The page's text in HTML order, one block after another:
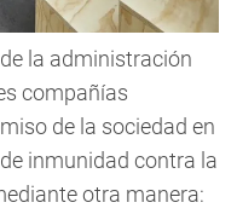
la administración
compañías
de la sociedad en
inmunidad contra la
otra manera: